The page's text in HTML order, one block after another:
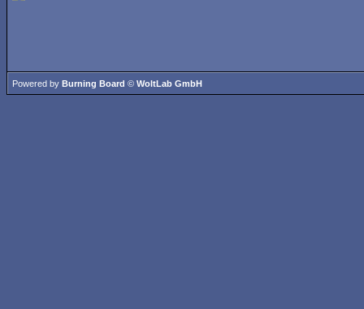
Powered by Burning Board © WoltLab GmbH